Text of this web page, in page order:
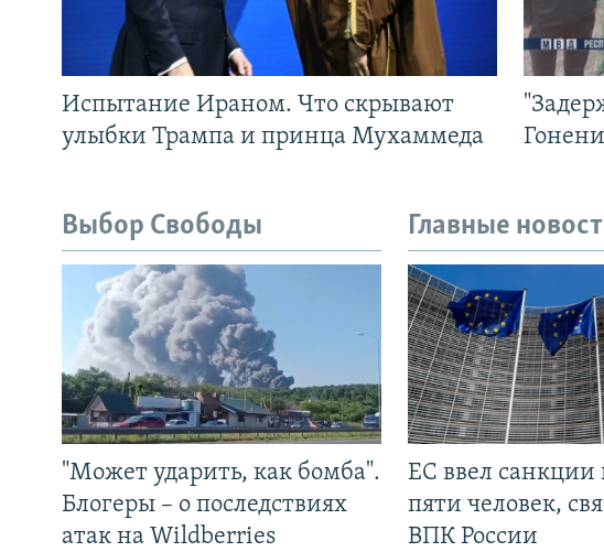
Испытание Ираном. Что скрывают
улыбки Трампа и принца Мухаммеда
Выбор Свободы
"Может ударить, как бомба".
Блогеры – о последствиях
атак на Wildberries
Главные
ЕС ввел санкции
пяти человек,
ВПК России